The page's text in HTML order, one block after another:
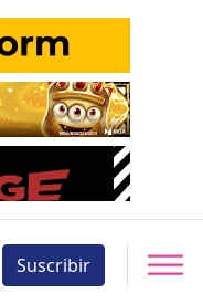
Suscribir